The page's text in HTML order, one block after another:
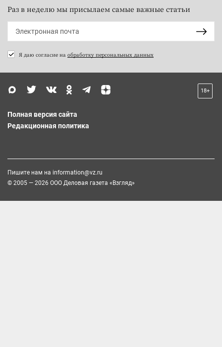
Раз в неделю мы присылаем самые важные статьи
Я даю согласие на обработку персональных данных
18+
Полная версия сайта
Редакционная политика
Пишите нам на information@vz.ru
© 2005 — 2026 ООО Деловая газета «Взгляд»